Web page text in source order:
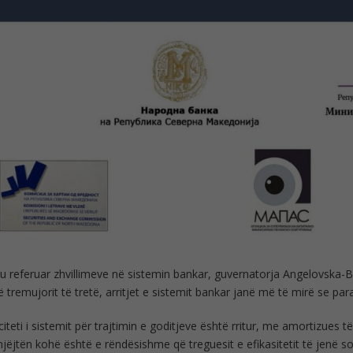
referuar zhvillimeve në sistemin bankar, guvernatorja
tremujorit të tretë, arritjet e sistemit bankar janë më të mirë se
i sistemit për trajtimin e goditjeve është rritur, me amortizues
kohë është e rëndësishme që treguesit e efikasitetit të jenë